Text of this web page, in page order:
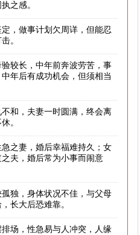
之感。
，做事计划欠周详，但能忍
。
较长，中年前奔波劳苦，事
年后有成功机会，但须相当
和，夫妻一时圆满，终会离
。
之妻，婚后幸福难持久；女
夫，婚后常为小事而闹意
独，身体状况不佳，与父母
长大后恐难靠。
场，性急易与人冲突，人缘